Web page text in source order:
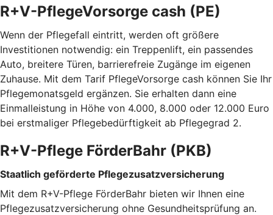
R+V-PflegeVorsorge cash (PE)
Wenn der Pflegefall eintritt, werden oft größere
Investitionen notwendig: ein Treppenlift, ein passendes
Auto, breitere Türen, barrierefreie Zugänge im eigenen
Zuhause. Mit dem Tarif PflegeVorsorge cash können Sie Ihr
Pflegemonatsgeld ergänzen. Sie erhalten dann eine
Einmalleistung in Höhe von 4.000, 8.000 oder 12.000 Euro
bei erstmaliger Pflegebedürftigkeit ab Pflegegrad 2.
R+V-Pflege FörderBahr (PKB)
Staatlich geförderte Pflegezusatzversicherung
Mit dem R+V-Pflege FörderBahr bieten wir Ihnen eine
Pflegezusatzversicherung ohne Gesundheitsprüfung an.